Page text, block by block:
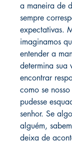
a maneira de
sempre
expectativas.
imaginamos
entender a
determina sua
encontrar
como se
pudesse
senhor. Se
alguém,
deixa de